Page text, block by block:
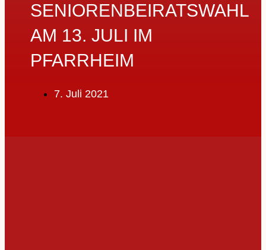
SENIORENBEIRATSWAHL
AM 13. JULI IM
PFARRHEIM
7. Juli 2021